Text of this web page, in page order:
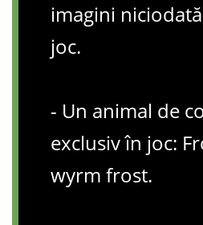
imagini
joc.
- Un animal de
exclusiv în joc:
wyrm frost.